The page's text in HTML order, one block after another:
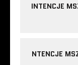
INTENCJE
NTENCJE